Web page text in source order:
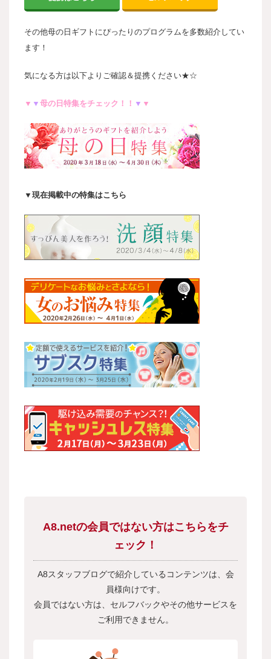
その他母の日ギフトにぴったりのプログラムを多数紹介してい
ます！
気になる方は以下よりご確認＆提携ください★☆
▼ ▼ 母の日特集をチェック！！ ▼ ▼
▼現在掲載中の特集はこちら
A8.netの会員ではない方はこちらをチ
ェック！
A8スタッフブログで紹介しているコンテンツは、会
員様向けです。
会員ではない方は、セルフバックやその他サービスを
ご利用できません。